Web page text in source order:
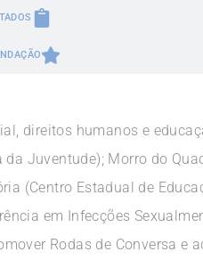
direitos humanos e
Juventude); Morro do
(Centro Estadual de
em Infecções
Rodas de Conversa e